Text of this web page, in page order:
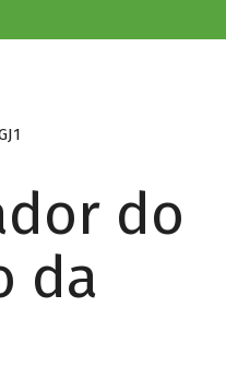
do
da